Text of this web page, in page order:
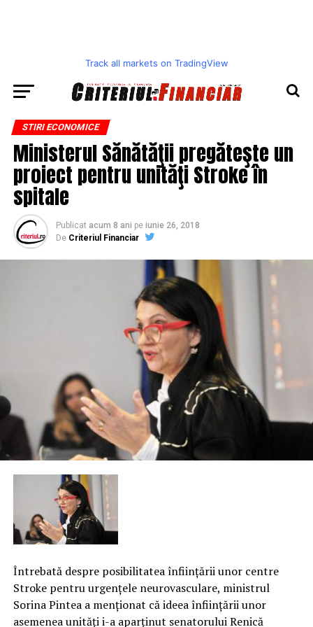
Track all markets on TradingView
STIRI ECONOMICE
Ministerul Sănătăţii pregăteşte un
proiect pentru unităţi Stroke în
spitale
Publicat acum 8 ani pe iunie 26, 2018
De Criteriul Financiar
Întrebată despre posibilitatea înfiinţării unor centre
Stroke pentru urgenţele neurovasculare, ministrul
Sorina Pintea a menţionat că ideea înfiinţării unor
asemenea unităţi i-a aparţinut senatorului Renică